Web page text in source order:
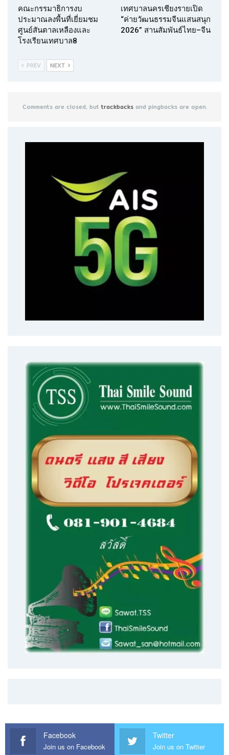
คณะกรรมาธิการงบ
ประมาณลงพื้นที่เยี่ยมชม
ศูนย์สันตาลเหลืองและ
โรงเรียนเทศบาล8
เทศบาลนครเชียงรายเปิด
“ค่ายวัฒนธรรมจีนแสนสนุก
2026” สานสัมพันธ์ไทย–จีน
PREV NEXT
Comments are closed, buttrackbacksand pingbacks are open.
Facebook
Join us on Facebook
Twitter
Join us on Twitter